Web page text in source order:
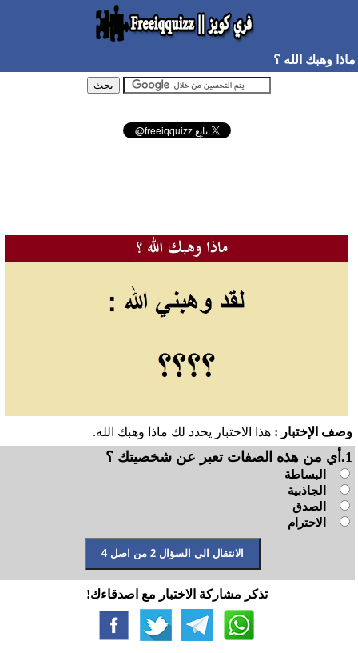
ماذا وهبك الله ؟
وصف الإختبار :هذا الاختبار يحدد لك ماذا وهبك الله.
1.أي من هذه الصفات تعبر عن شخصيتك ؟
البساطة
الجاذبية
الصدق
الاحترام
تذكر مشاركة الاختبار مع اصدقاءك!